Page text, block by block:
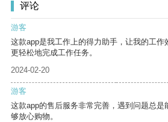
评论
游客
这款app是我工作上的得力助手，让我的工作
更轻松地完成工作任务。
2024-02-20
游客
这款app的售后服务非常完善，遇到问题总
够放心购物。